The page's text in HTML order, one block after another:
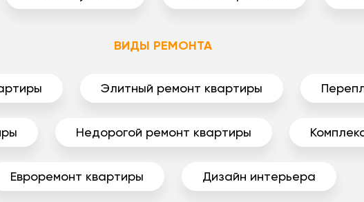
ВИДЫ РЕМОНТА
Элитный ремонт квартиры
Недорогой ремонт квартиры
Евроремонт квартиры Дизайн интерьера